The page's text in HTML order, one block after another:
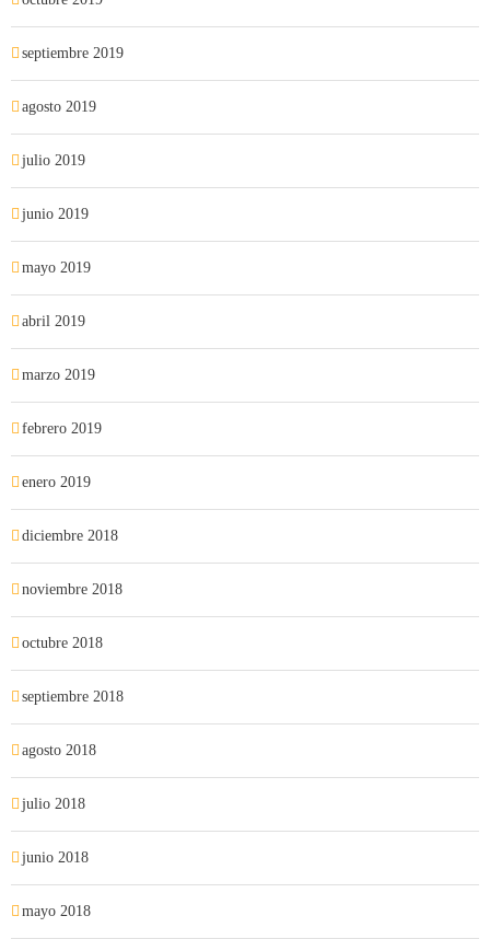
septiembre 2019
agosto 2019
julio 2019
junio 2019
mayo 2019
abril 2019
marzo 2019
febrero 2019
enero 2019
diciembre 2018
noviembre 2018
octubre 2018
septiembre 2018
agosto 2018
julio 2018
junio 2018
mayo 2018